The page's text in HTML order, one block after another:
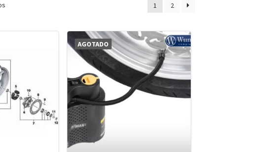
1 2
AGOTADO